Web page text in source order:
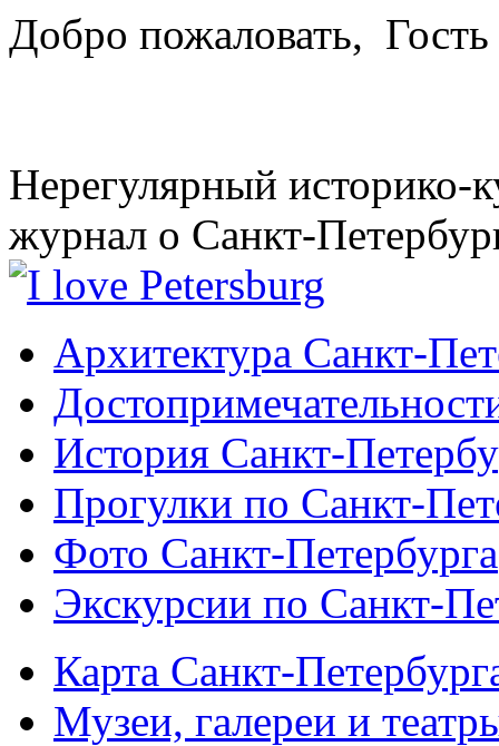
Добро пожаловать, Гость
Нерегулярный историко-
журнал о Санкт-
Архитектура Санкт-
История Санкт-
Прогулки по Санкт-
Фото Санкт-Петербурга
Экскурсии по Санкт-
Карта Санкт-
Музеи, галереи и